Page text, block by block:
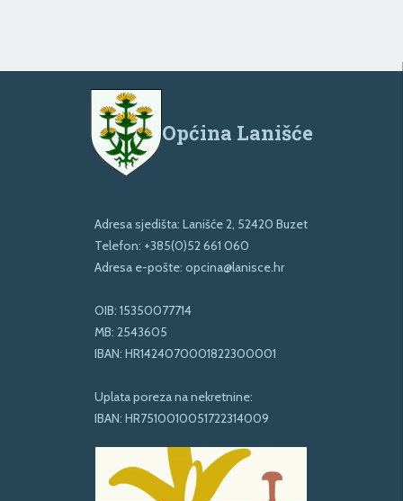
Općina Lanišće
Adresa sjedišta: Lanišće 2, 52420 Buzet
Telefon: +385(0)52 661 060
Adresa e-pošte: opcina@lanisce.hr
OIB: 15350077714
MB: 2543605
IBAN: HR1424070001822300001
Uplata poreza na nekretnine:
IBAN: HR7510010051722314009